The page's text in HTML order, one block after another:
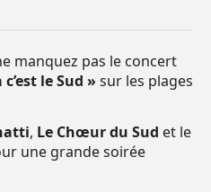
manquez pas le concert
c’est le Sud » sur les plages
, Le Chœur du Sud et le
une grande soirée